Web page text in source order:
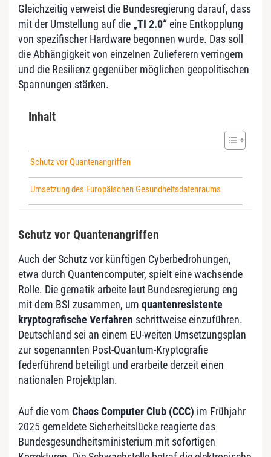
Gleichzeitig verweist die Bundesregierung darauf, dass
mit der Umstellung auf die „TI 2.0“eine Entkopplung
von spezifischer Hardware begonnen wurde. Das soll
die Abhängigkeit von einzelnen Zulieferern verringern
und die Resilienz gegenüber möglichen geopolitischen
Spannungen stärken.
Inhalt
Schutz vor Quantenangriffen
Umsetzung des Europäischen Gesundheitsdatenraums
Schutz vor Quantenangriffen
Auch der Schutz vor künftigen Cyberbedrohungen,
etwa durch Quantencomputer, spielt eine wachsende
Rolle. Die gematik arbeite laut Bundesregierung eng
mit dem BSI zusammen, um quantenresistente
kryptografische Verfahren schrittweise einzuführen.
Deutschland sei an einem EU-weiten Umsetzungsplan
zur sogenannten Post-Quantum-Kryptografie
federführend beteiligt und erarbeite derzeit einen
nationalen Projektplan.
Auf die vom Chaos Computer Club (CCC) im Frühjahr
2025 gemeldete Sicherheitslücke reagierte das
Bundesgesundheitsministerium mit sofortigen